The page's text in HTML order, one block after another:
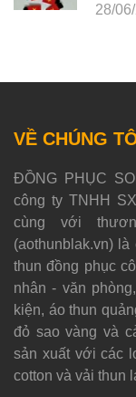
28/
VỀ CHÚNG
ĐỒNG PHỤC
công ty TNHH
cùng với
(aothunblak.vn)
thun đồng phục
nhân - văn
kiện, áo thun
đỏ sao vàng và
sản xuất với các
cotton và vải thun